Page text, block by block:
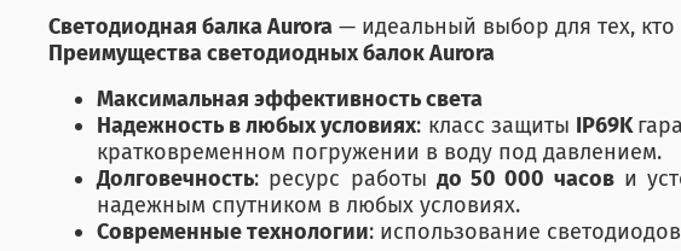
Светодиодная балка Aurora — идеальный выбор для тех,
Преимущества светодиодных балок Aurora
Максимальная эффективность света
Надежность в любых условиях: класс защиты IP69K
кратковременном погружении в воду под давлением.
Долговечность: ресурс работы до 50 000 часови
надежным спутником в любых условиях.
Современные технологии: использование светодиодов